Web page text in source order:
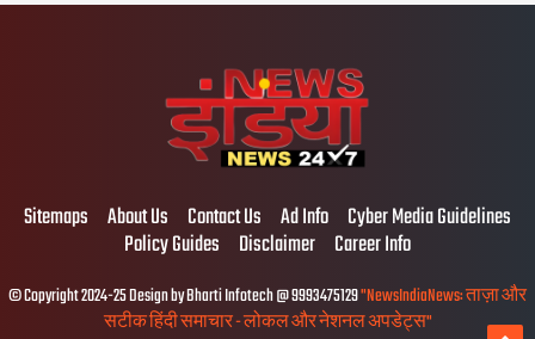
Sitemaps About Us Contact Us Ad Info Cyber Media Guidelines
Policy Guides Disclaimer Career Info
© Copyright 2024-25 Design by Bharti Infotech @ 9993475129"NewsIndiaNews: ताज़ा और
सटीक हिंदी समाचार - लोकल और नेशनल अपडेट्स"